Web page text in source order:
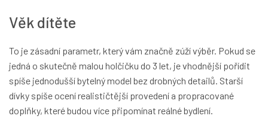
Věk dítěte
To je zásadní parametr, který vám značně zúží výběr. Pokud se
jedná o skutečně malou holčičku do 3 let, je vhodnější pořídit
spíše jednodušší bytelný model bez drobných detailů. Starší
dívky spíše ocení realističtější provedení a propracované
doplňky, které budou více připomínat reálné bydlení.